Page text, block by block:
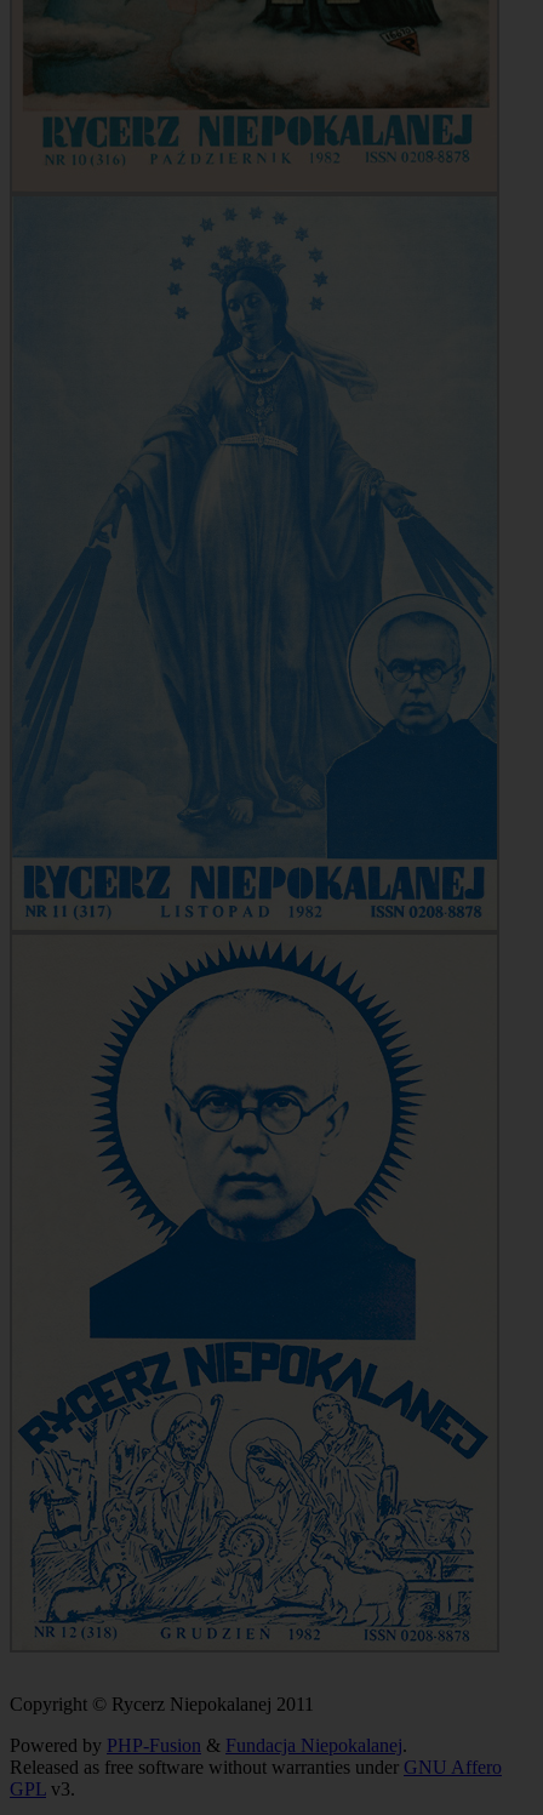
Copyright © Rycerz Niepokalanej 2011
Powered by PHP-Fusion & Fundacja Niepokalanej.
Released as free software without warranties under GNU Affero
GPL v3.